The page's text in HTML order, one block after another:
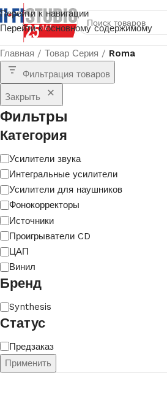
Перейти к навигации
Перейти к основному содержимому
Главная / Товар Серия / Roma
Фильтрация товаров
Закрыть
Фильтры
Категория
Усилители звука
Интегральные усилители
Усилители для наушников
Фонокорректоры
Источники
Проигрыватели CD
ЦАП
Винил
Бренд
Synthesis
Статус
Предзаказ
Применить